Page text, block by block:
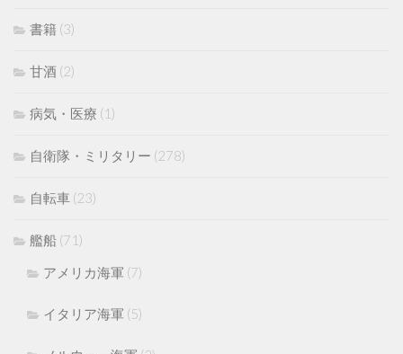
書籍 (3)
甘酒 (2)
病気・医療 (1)
自衛隊・ミリタリー (278)
自転車 (23)
艦船 (71)
アメリカ海軍 (7)
イタリア海軍 (5)